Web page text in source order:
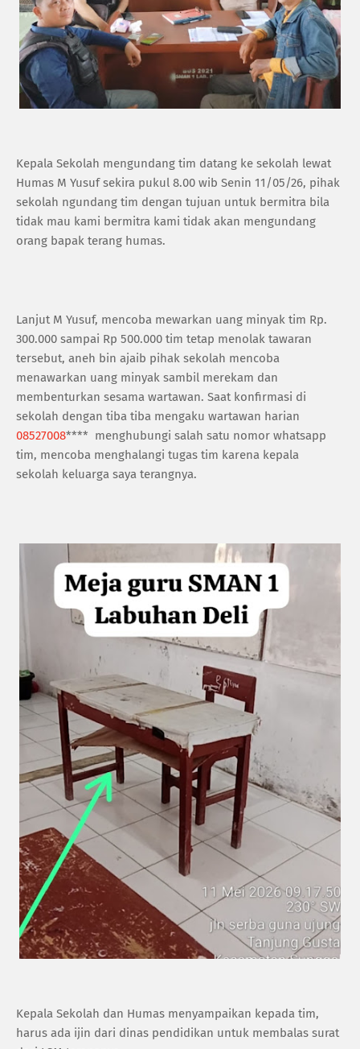
‎Kepala Sekolah mengundang tim datang ke sekolah lewat
Humas M Yusuf sekira pukul 8.00 wib Senin 11/05/26, pihak
sekolah ngundang tim dengan tujuan untuk bermitra bila
tidak mau kami bermitra kami tidak akan mengundang
orang bapak terang humas.
‎Lanjut M Yusuf, mencoba mewarkan uang minyak tim Rp.
300.000 sampai Rp 500.000 tim tetap menolak tawaran
tersebut, aneh bin ajaib pihak sekolah mencoba
menawarkan uang minyak sambil merekam dan
membenturkan sesama wartawan. Saat konfirmasi di
sekolah dengan tiba tiba mengaku wartawan harian
08527008**** menghubungi salah satu nomor whatsapp
tim, mencoba menghalangi tugas tim karena kepala
sekolah keluarga saya terangnya.
‎Kepala Sekolah dan Humas menyampaikan kepada tim,
harus ada ijin dari dinas pendidikan untuk membalas surat